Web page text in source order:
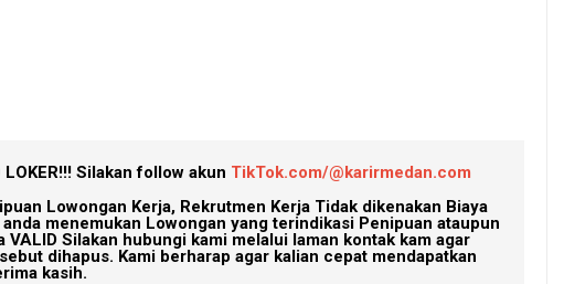
Silakan follow akun TikTok.com/@karirmedan.com
Lowongan Kerja, Rekrutmen Kerja Tidak dikenakan Biaya
menemukan Lowongan yang terindikasi Penipuan ataupun
VALID Silakan hubungi kami melalui laman kontak kam agar
dihapus. Kami berharap agar kalian cepat mendapatkan
kasih.